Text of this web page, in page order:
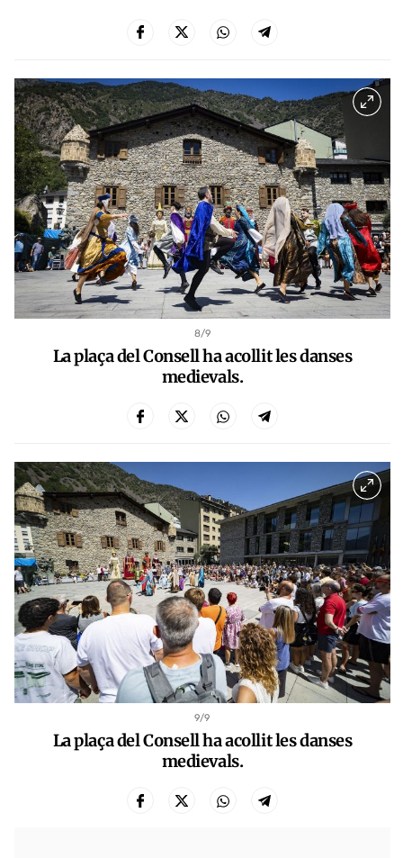
8/9
La plaça del Consell ha acollit les danses
medievals.
9/9
La plaça del Consell ha acollit les danses
medievals.